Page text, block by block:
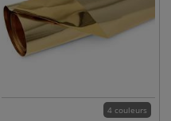
4 couleurs